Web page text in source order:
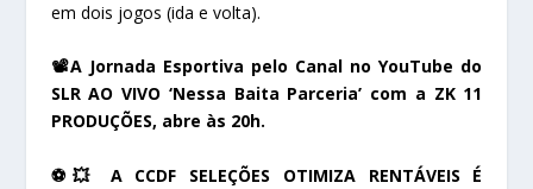
em dois jogos (ida e volta).
📽️A Jornada Esportiva pelo Canal no YouTube do
SLR AO VIVO ‘Nessa Baita Parceria’ com a ZK 11
PRODUÇÕES, abre às 20h.
⚽💥 A CCDF SELEÇÕES OTIMIZA RENTÁVEIS É